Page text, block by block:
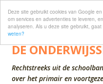
Deze site gebruikt cookies van Google
om services en advertenties te leveren,
analyseren. Als u deze site gebruikt,
weten?
Doorgaan
DE
Rechtstreeks uit de
over het primair en